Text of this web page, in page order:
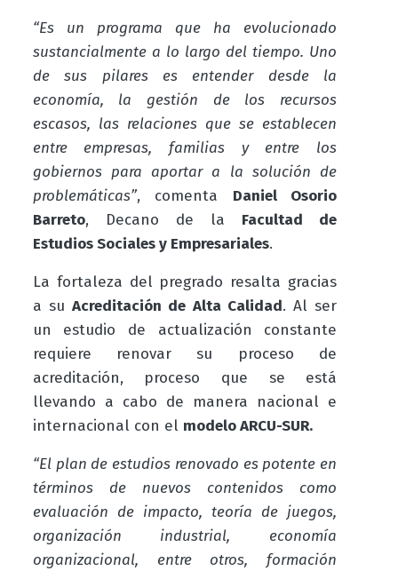
“Es un programa que ha evolucionado
sustancialmente a lo largo del tiempo. Uno
de sus pilares es entender desde la
economía, la gestión de los recursos
escasos, las relaciones que se establecen
entre empresas, familias y entre los
gobiernos para aportar a la solución de
problemáticas”, comenta Daniel Osorio
Barreto, Decano de la Facultad de
Estudios Sociales y Empresariales.
La fortaleza del pregrado resalta gracias
a suAcreditación de Alta Calidad. Al ser
un estudio de actualización constante
requiere renovar su proceso de
acreditación, proceso que se está
llevando a cabo de manera nacional e
internacional con el modelo ARCU-SUR.
“El plan de estudios renovado es potente en
términos de nuevos contenidos como
evaluación de impacto, teoría de juegos,
organización industrial, economía
organizacional, entre otros, formación